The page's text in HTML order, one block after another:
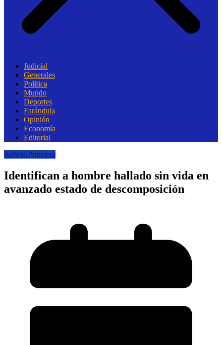
Judicial
Generales
Política
Mundo
Deportes
Farándula
Opinión
Economía
Editorial
JudicialPrincipal
Identifican a hombre hallado sin vida en
avanzado estado de descomposición